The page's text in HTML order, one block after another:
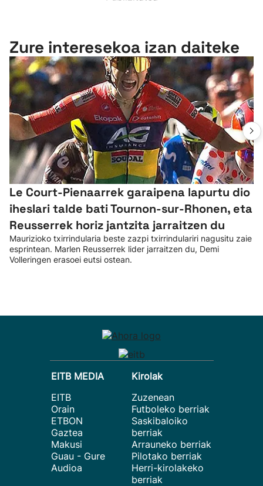
Zure interesekoa izan daiteke
Le Court-Pienaarrek garaipena lapurtu dio
iheslari talde bati Tournon-sur-Rhonen, eta
Reusserrek horiz jantzita jarraitzen du
Maurizioko txirrindularia beste zazpi txirrindulariri nagusitu zaie
esprintean. Marlen Reusserrek lider jarraitzen du, Demi
Volleringen erasoei eutsi ostean.
EITB MEDIA
EITB
Orain
ETBON
Gaztea
Makusi
Guau - Gure
Audioa
Kirolak
Zuzenean
Futboleko berriak
Saskibaloiko
berriak
Arrauneko berriak
Pilotako berriak
Herri-kirolakeko
berriak